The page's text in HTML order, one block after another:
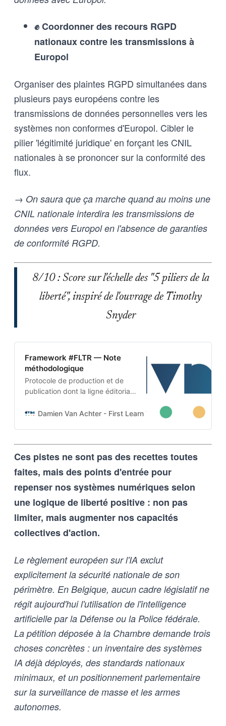
✊ Coordonner des recours RGPD
nationaux contre les transmissions à
Europol
Organiser des plaintes RGPD simultanées dans
plusieurs pays européens contre les
transmissions de données personnelles vers les
systèmes non conformes d'Europol. Cibler le
pilier 'légitimité juridique' en forçant les CNIL
nationales à se prononcer sur la conformité des
flux.
→ On saura que ça marche quand au moins une
CNIL nationale interdira les transmissions de
données vers Europol en l'absence de garanties
de conformité RGPD.
8/10 : Score sur l'échelle des "5 piliers de la
liberté", inspiré de l'ouvrage de Timothy
Snyder
Framework #FLTR — Note
méthodologique
Protocole de production et de
publication dont la ligne éditoriale
projet. Cette architecture auto-
techniques, imposées tant aux
outils d’intelligence artificielle
et vice-versa
Damien Van Achter - First Learn The Rules. Then Break
Ces pistes ne sont pas des recettes toutes
faites, mais des points d'entrée pour
repenser nos systèmes numériques selon
une logique de liberté positive : non pas
limiter, mais augmenter nos capacités
collectives d'action.
Le règlement européen sur l'IA exclut
explicitement la sécurité nationale de son
périmètre. En Belgique, aucun cadre législatif ne
régit aujourd'hui l'utilisation de l'intelligence
artificielle par la Défense ou la Police fédérale.
La pétition déposée à la Chambre demande trois
choses concrètes : un inventaire des systèmes
IA déjà déployés, des standards nationaux
minimaux, et un positionnement parlementaire
sur la surveillance de masse et les armes
autonomes.